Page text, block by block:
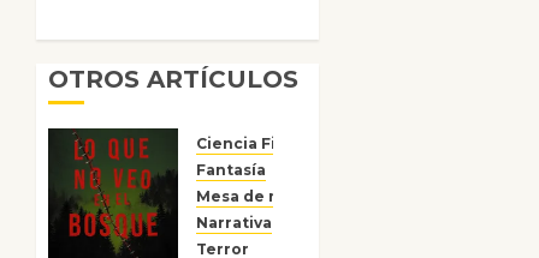
OTROS ARTÍCULOS
Ciencia Ficción
Fantasía
Mesa de novedades
Narrativa
Terror